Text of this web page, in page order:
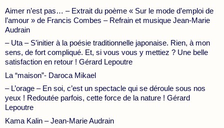
Aimer n’est pas… – Extrait du poème « Sur le mode d’emploi de
l’amour » de Francis Combes – Refrain et musique Jean-Marie
Audrain
– Uta – S’initier à la poésie traditionnelle japonaise. Rien, à mon
sens, de fort compliqué. Et, si vous vous y mettiez ? Une belle
satisfaction en retour ! Gérard Lepoutre
La “maison”- Daroca Mikael
– L’orage – En soi, c’est un spectacle qui se déroule sous nos
yeux ! Redoutée parfois, cette force de la nature ! Gérard
Lepoutre
Kama Kalin – Jean-Marie Audrain